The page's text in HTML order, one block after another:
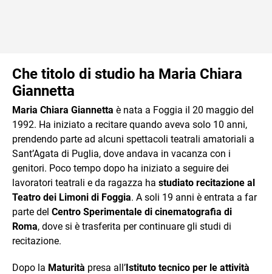
Che titolo di studio ha Maria Chiara
Giannetta
Maria Chiara Giannetta è nata a Foggia il 20 maggio del
1992. Ha iniziato a recitare quando aveva solo 10 anni,
prendendo parte ad alcuni spettacoli teatrali amatoriali a
Sant’Agata di Puglia, dove andava in vacanza con i
genitori. Poco tempo dopo ha iniziato a seguire dei
lavoratori teatrali e da ragazza ha studiato recitazione al
Teatro dei Limoni di Foggia. A soli 19 anni è entrata a far
parte del Centro Sperimentale di cinematografia di
Roma, dove si è trasferita per continuare gli studi di
recitazione.
Dopo la Maturità presa all’Istituto tecnico per le attività